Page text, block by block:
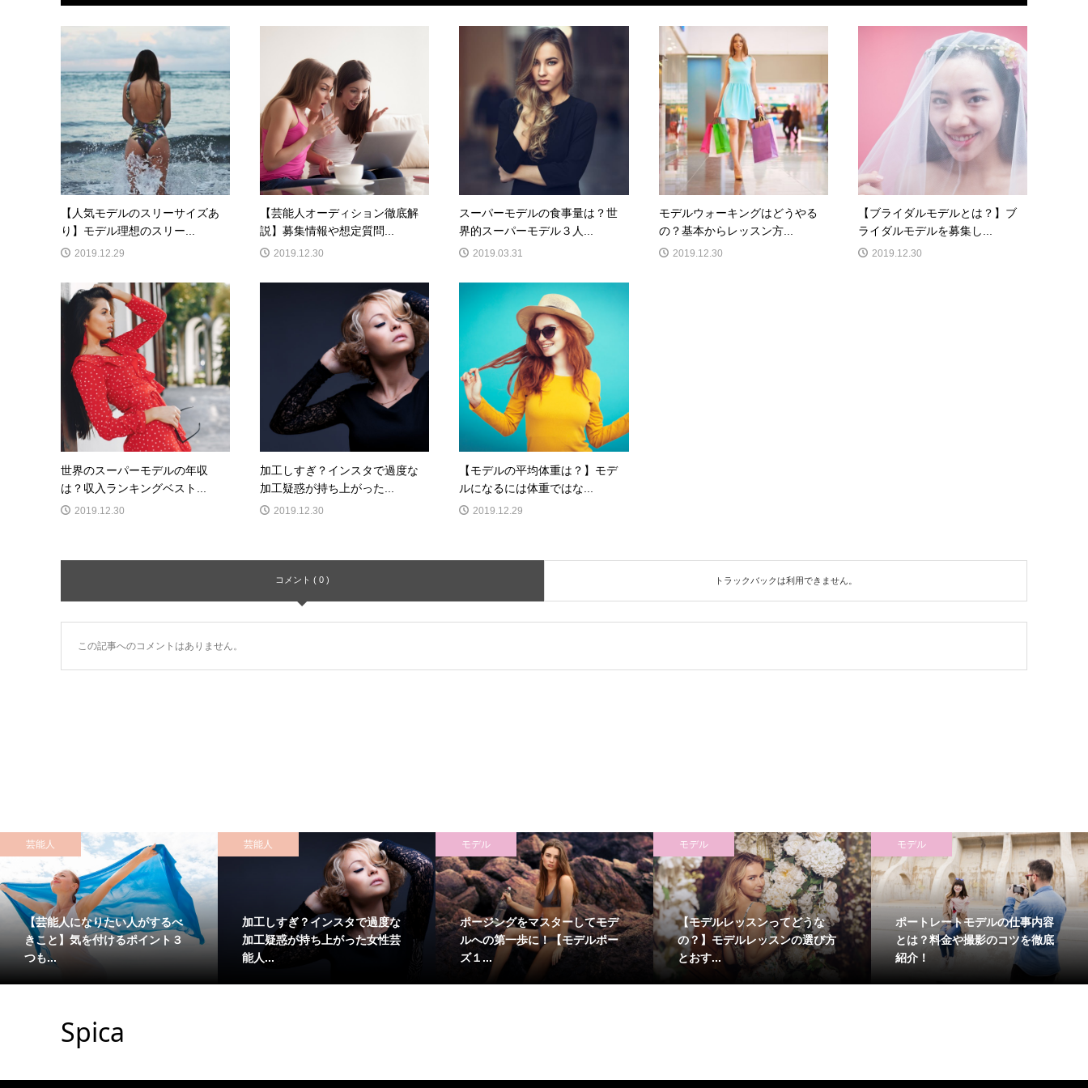
【人気モデルのスリーサイズあ
り】モデル理想のスリー...
2019.12.29
【芸能人オーディション徹底解
説】募集情報や想定質問...
2019.12.30
スーパーモデルの食事量は？世
界的スーパーモデル３人...
2019.03.31
モデルウォーキングはどうやる
の？基本からレッスン方...
2019.12.30
【ブライダルモデルとは？】ブ
ライダルモデルを募集し...
2019.12.30
世界のスーパーモデルの年収
は？収入ランキングベスト...
2019.12.30
加工しすぎ？インスタで過度な
加工疑惑が持ち上がった...
2019.12.30
【モデルの平均体重は？】モデ
ルになるには体重ではな...
2019.12.29
コメント ( 0 ) トラックバックは利用できません。
この記事へのコメントはありません。
芸能人
【芸能人になりたい人がするべ
きこと】気を付けるポイント３
つも...
芸能人
加工しすぎ？インスタで過度な
加工疑惑が持ち上がった女性芸
能人...
モデル
ポージングをマスターしてモデ
ルへの第一歩に！【モデルポー
ズ１...
モデル
【モデルレッスンってどうな
の？】モデルレッスンの選び方
とおす...
モデル
ポートレートモデルの仕事内容
とは？料金や撮影のコツを徹底
紹介！
Spica